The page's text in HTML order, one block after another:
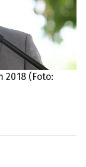
2018 (Foto: